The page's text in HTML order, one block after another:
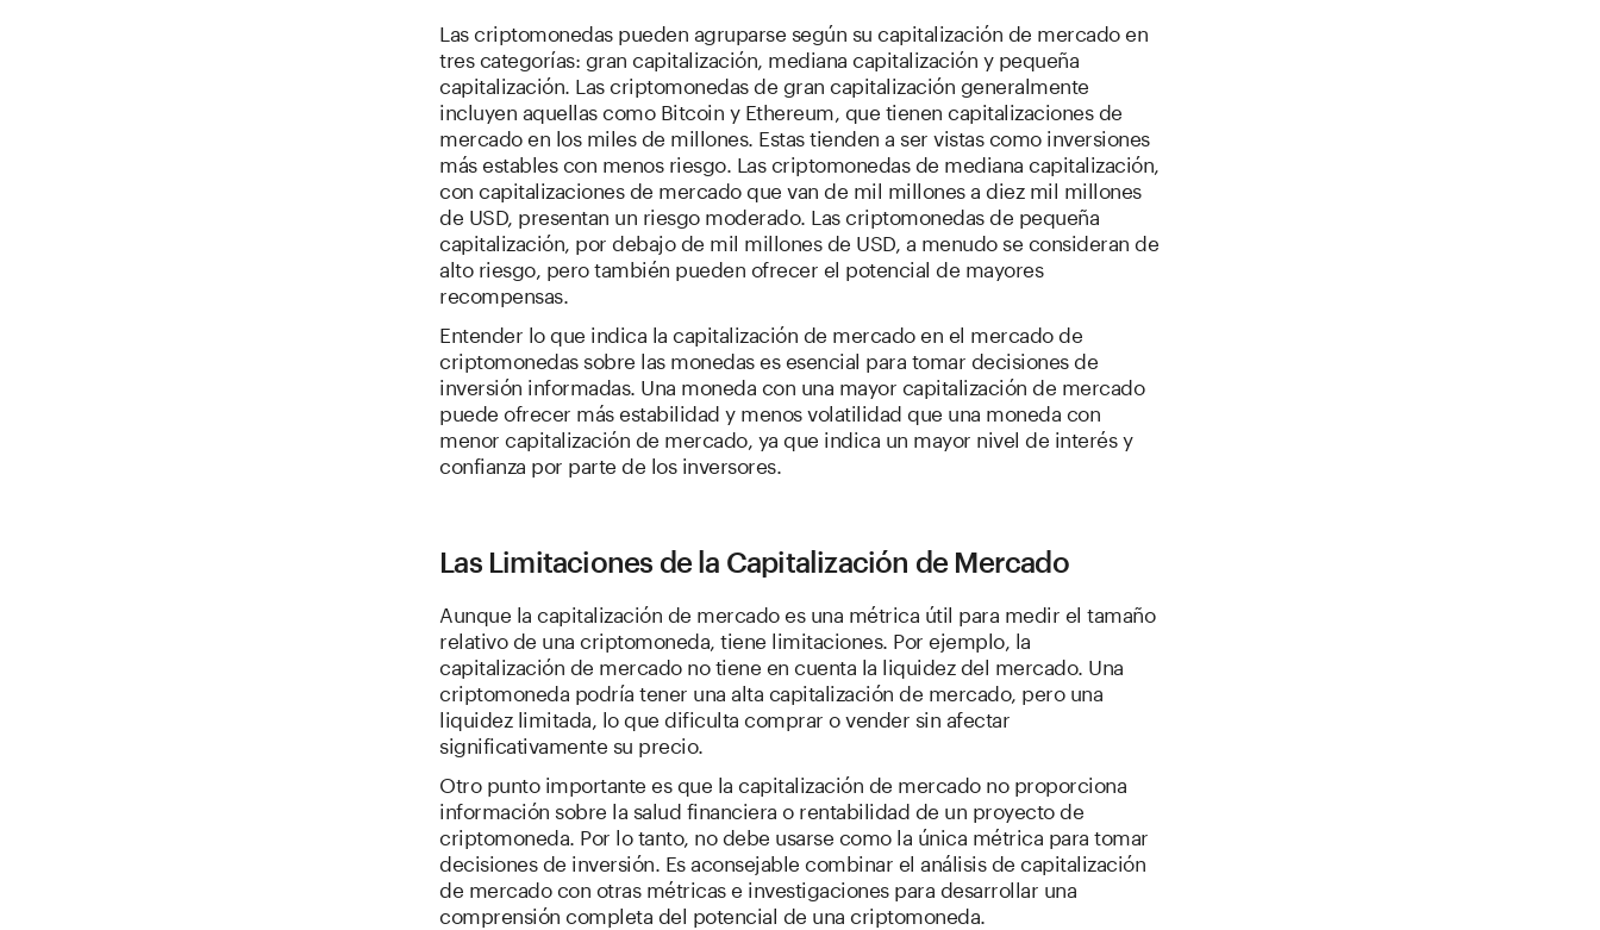
Las criptomonedas pueden agruparse según su capitalización de mercado en
tres categorías: gran capitalización, mediana capitalización y pequeña
capitalización. Las criptomonedas de gran capitalización generalmente
incluyen aquellas como Bitcoin y Ethereum, que tienen capitalizaciones de
mercado en los miles de millones. Estas tienden a ser vistas como inversiones
más estables con menos riesgo. Las criptomonedas de mediana capitalización,
con capitalizaciones de mercado que van de mil millones a diez mil millones
de USD, presentan un riesgo moderado. Las criptomonedas de pequeña
capitalización, por debajo de mil millones de USD, a menudo se consideran de
alto riesgo, pero también pueden ofrecer el potencial de mayores
recompensas.
Entender lo que indica la capitalización de mercado en el mercado de
criptomonedas sobre las monedas es esencial para tomar decisiones de
inversión informadas. Una moneda con una mayor capitalización de mercado
puede ofrecer más estabilidad y menos volatilidad que una moneda con
menor capitalización de mercado, ya que indica un mayor nivel de interés y
confianza por parte de los inversores.
Las Limitaciones de la Capitalización de Mercado
Aunque la capitalización de mercado es una métrica útil para medir el tamaño
relativo de una criptomoneda, tiene limitaciones. Por ejemplo, la
capitalización de mercado no tiene en cuenta la liquidez del mercado. Una
criptomoneda podría tener una alta capitalización de mercado, pero una
liquidez limitada, lo que dificulta comprar o vender sin afectar
significativamente su precio.
Otro punto importante es que la capitalización de mercado no proporciona
información sobre la salud financiera o rentabilidad de un proyecto de
criptomoneda. Por lo tanto, no debe usarse como la única métrica para tomar
decisiones de inversión. Es aconsejable combinar el análisis de capitalización
de mercado con otras métricas e investigaciones para desarrollar una
comprensión completa del potencial de una criptomoneda.